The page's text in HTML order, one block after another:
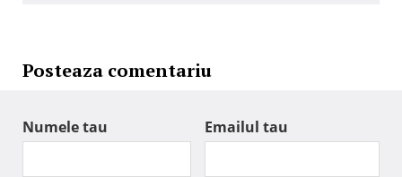
Posteaza comentariu
Numele tau Emailul tau